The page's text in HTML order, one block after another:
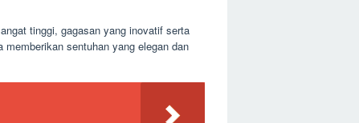
tinggi, gagasan yang inovatif serta
sentuhan yang elegan dan